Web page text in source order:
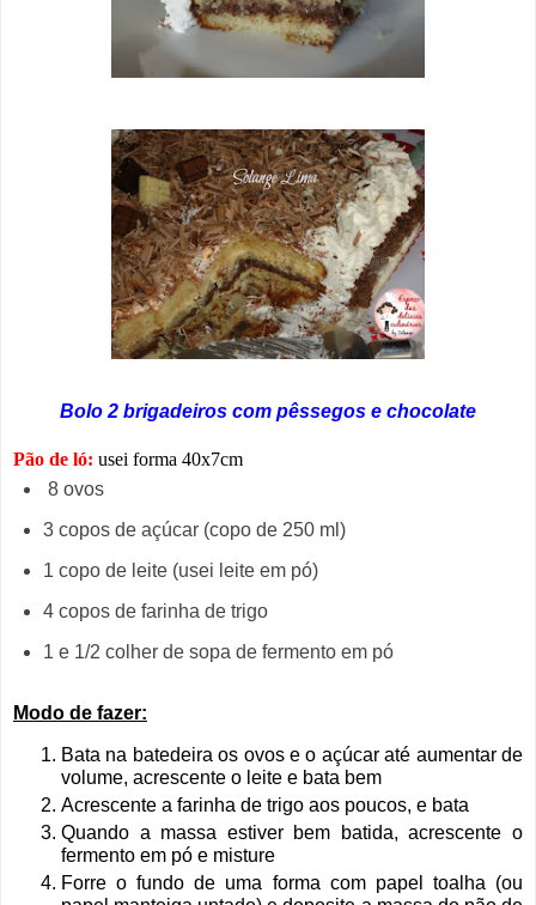
Bolo 2 brigadeiros com pêssegos e chocolate
Pão de ló: usei forma 40x7cm
8 ovos
3 copos de açúcar (copo de 250 ml)
1 copo de leite (usei leite em pó)
4 copos de farinha de trigo
1 e 1/2 colher de sopa de fermento em pó
Modo de fazer:
Bata na batedeira os ovos e o açúcar até aumentar de
volume, acrescente o leite e bata bem
Acrescente a farinha de trigo aos poucos, e bata
Quando a massa estiver bem batida, acrescente o
fermento em pó e misture
Forre o fundo de uma forma com papel toalha (ou